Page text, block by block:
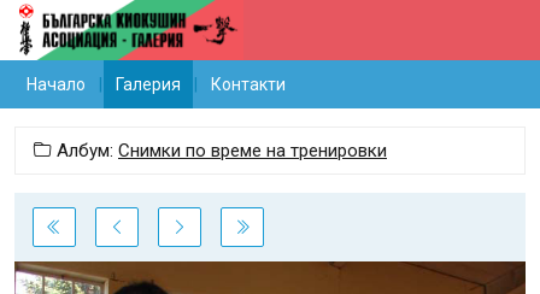
Начало Галерия Контакти
Албум: Снимки по време на тренировки